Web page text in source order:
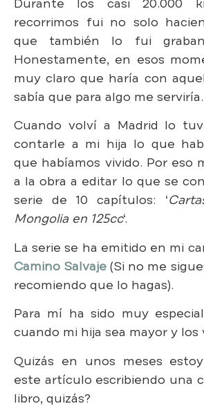
Durante los casi 20.000
recorrimos fui no solo
que también lo fui
Honestamente, en esos
muy claro que haría con
sabía que para algo me serviría.
Cuando volví a Madrid lo
contarle a mi hija lo que
que habíamos vivido. Por eso
a la obra a editar lo que se
serie de 10 capítulos: ‘
Mongolia en 125cc‘.
La serie se ha emitido en mi
Camino Salvaje (Si no me
recomiendo que lo hagas).
Para mí ha sido muy
cuando mi hija sea mayor y los
Quizás en unos meses
este artículo escribiendo una
libro, quizás?